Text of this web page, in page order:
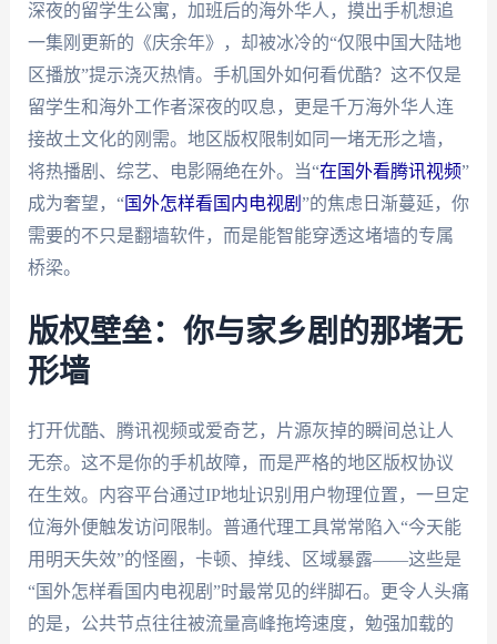
深夜的留学生公寓，加班后的海外华人，摸出手机想追
一集刚更新的《庆余年》，却被冰冷的“仅限中国大陆地
区播放”提示浇灭热情。手机国外如何看优酷？这不仅是
留学生和海外工作者深夜的叹息，更是千万海外华人连
接故土文化的刚需。地区版权限制如同一堵无形之墙，
将热播剧、综艺、电影隔绝在外。当“在国外看腾讯视频”
成为奢望，“国外怎样看国内电视剧 ”的焦虑日渐蔓延，你
需要的不只是翻墙软件，而是能智能穿透这堵墙的专属
桥梁。
版权壁垒：你与家乡剧的那堵无
形墙
打开优酷、腾讯视频或爱奇艺，片源灰掉的瞬间总让人
无奈。这不是你的手机故障，而是严格的地区版权协议
在生效。内容平台通过IP地址识别用户物理位置，一旦定
位海外便触发访问限制。普通代理工具常常陷入“今天能
用明天失效”的怪圈，卡顿、掉线、区域暴露——这些是
“国外怎样看国内电视剧”时最常见的绊脚石。更令人头痛
的是，公共节点往往被流量高峰拖垮速度，勉强加载的